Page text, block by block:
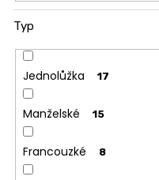
Typ
Jednolůžka 17
Manželské 15
Francouzké 8